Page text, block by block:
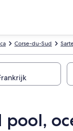
Corse-du-Sud
pool,